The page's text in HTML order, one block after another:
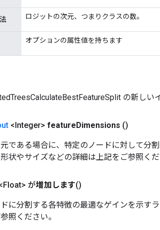
ロジットの次元、つまりクラスの数。
オプションの属性値を持ちます
の新しい
<Integer> featureDimensions ()
である場合に、特定のノードに対して分
状やサイズなどの詳細は上記をご参照くだ
が増加します()
に分割する各特徴の最適なゲインを示す
照ください。